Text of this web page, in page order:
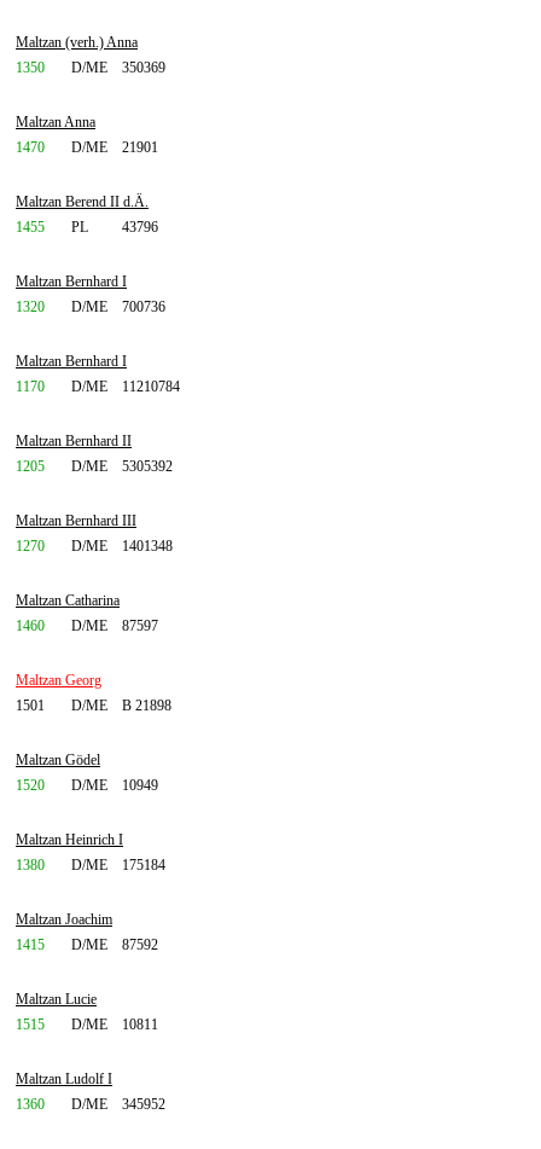
Maltzan (verh.) Anna
1350
D/ME 350369
Maltzan Anna
1470
D/ME 21901
Maltzan Berend II d.Ä.
1455
PL 43796
Maltzan Bernhard I
1320
D/ME 700736
Maltzan Bernhard I
1170
D/ME 11210784
Maltzan Bernhard II
1205
D/ME 5305392
Maltzan Bernhard III
1270
D/ME 1401348
Maltzan Catharina
1460
D/ME 87597
Maltzan Georg
1501
D/ME B 21898
Maltzan Gödel
1520
D/ME 10949
Maltzan Heinrich I
1380
D/ME 175184
Maltzan Joachim
1415
D/ME 87592
Maltzan Lucie
1515
D/ME 10811
Maltzan Ludolf I
1360
D/ME 345952